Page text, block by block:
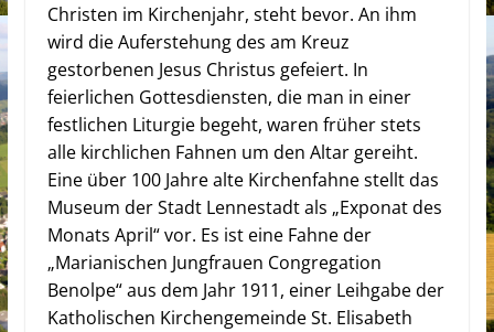
Christen im Kirchenjahr, steht bevor. An ihm
wird die Auferstehung des am Kreuz
gestorbenen Jesus Christus gefeiert. In
feierlichen Gottesdiensten, die man in einer
festlichen Liturgie begeht, waren früher stets
alle kirchlichen Fahnen um den Altar gereiht.
Eine über 100 Jahre alte Kirchenfahne stellt das
Museum der Stadt Lennestadt als „Exponat des
Monats April“ vor. Es ist eine Fahne der
„Marianischen Jungfrauen Congregation
Benolpe“ aus dem Jahr 1911, einer Leihgabe der
Katholischen Kirchengemeinde St. Elisabeth